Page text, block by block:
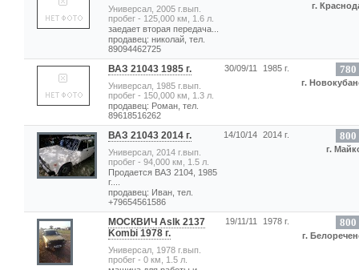
Универсал, 2005 г.вып.
пробег - 125,000 км, 1.6 л.
заедает вторая передача...
продавец: николай, тел.
89094462725
г.
ВАЗ 21043 1985 г.
Универсал, 1985 г.вып.
пробег - 150,000 км, 1.3 л.
продавец: Роман, тел.
89618516262
30/09/11 1985 г. 780
г.
ВАЗ 21043 2014 г.
Универсал, 2014 г.вып.
пробег - 94,000 км, 1.5 л.
Продается ВАЗ 2104, 1985
г....
продавец: Иван, тел.
+79654561586
14/10/14 2014 г. 800
г.
МОСКВИЧ Aslk 2137
Kombi 1978 г.
Универсал, 1978 г.вып.
пробег - 0 км, 1.5 л.
19/11/11 1978 г. 800
г.